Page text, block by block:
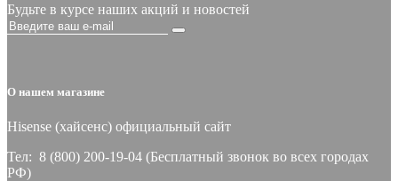
Будьте в курсе наших акций и новостей
О нашем магазине
Hisense (хайсeнс) официальный сайт
Тел: 8 (800) 200-19-04 (Бесплатный звонок во всех городах
РФ)